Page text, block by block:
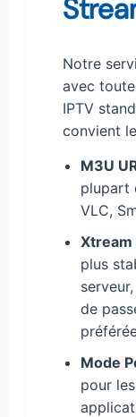
Notre
avec
IPTV
convient
M3U
plupart
VLC,
Xtream
plus
de
Mode
pour